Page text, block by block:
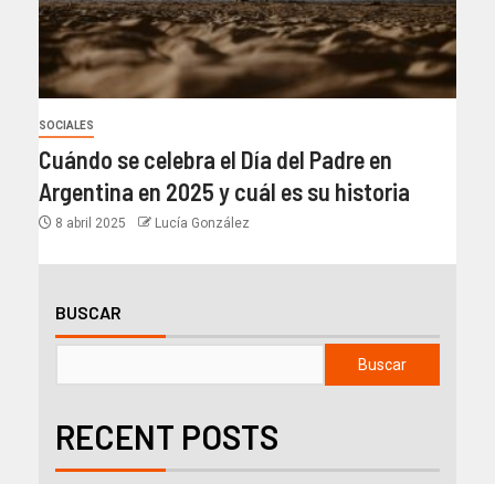
SOCIALES
Cuándo se celebra el Día del Padre en
Argentina en 2025 y cuál es su historia
8 abril 2025 Lucía González
BUSCAR
Buscar
RECENT POSTS